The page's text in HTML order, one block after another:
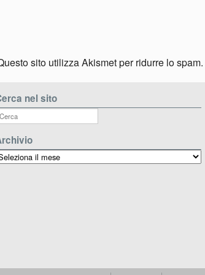
sito utilizza Akismet per ridurre lo spam.
nel sito